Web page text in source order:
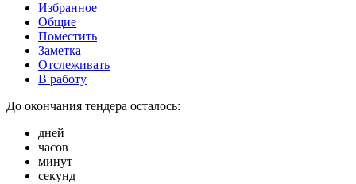
Избранное
Общие
Поместить
Заметка
Отслеживать
В работу
До окончания тендера осталось:
дней
часов
минут
секунд